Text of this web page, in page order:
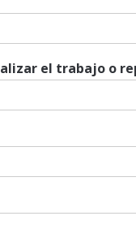
el trabajo o